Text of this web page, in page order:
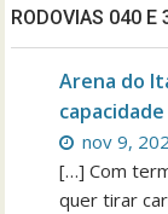
RODOVIAS 040 E
Arena do
nov 9,
[…] Com
quer tirar